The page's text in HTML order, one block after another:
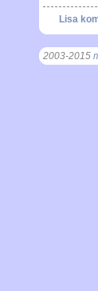
Lisa
2003-2015